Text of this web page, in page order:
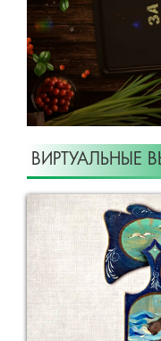
ВИРТУАЛЬНЫЕ